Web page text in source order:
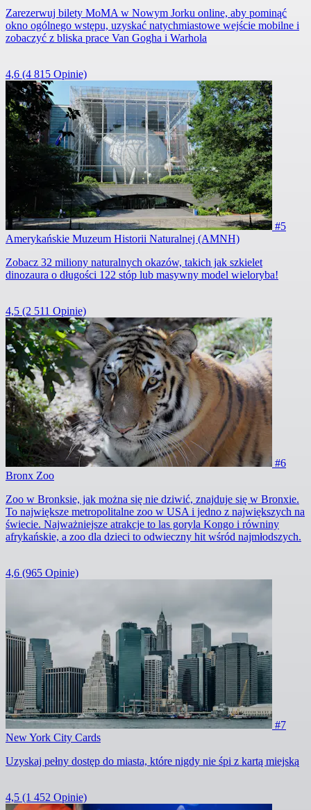
Zarezerwuj bilety MoMA w Nowym Jorku online, aby pominąć
okno ogólnego wstępu, uzyskać natychmiastowe wejście mobilne i
zobaczyć z bliska prace Van Gogha i Warhola
4,6 (4 815 Opinie)
#5
Amerykańskie Muzeum Historii Naturalnej (AMNH)
Zobacz 32 miliony naturalnych okazów, takich jak szkielet
dinozaura o długości 122 stóp lub masywny model wieloryba!
4,5 (2 511 Opinie)
#6
Bronx Zoo
Zoo w Bronksie, jak można się nie dziwić, znajduje się w Bronxie.
To największe metropolitalne zoo w USA i jedno z największych na
świecie. Najważniejsze atrakcje to las goryla Kongo i równiny
afrykańskie, a zoo dla dzieci to odwieczny hit wśród najmłodszych.
4,6 (965 Opinie)
#7
New York City Cards
Uzyskaj pełny dostęp do miasta, które nigdy nie śpi z kartą miejską
4,5 (1 452 Opinie)